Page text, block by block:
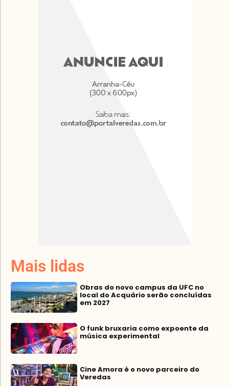
Mais lidas
Obras do novo campus da UFC no
local do Acquário serão concluídas
em 2027
O funk bruxaria como expoente da
música experimental
Cine Amora é o novo parceiro do
Veredas